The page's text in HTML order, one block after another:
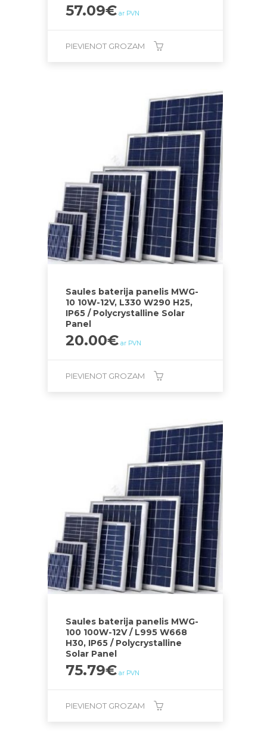
57.09€ ar PVN
PIEVIENOT GROZAM
Saules baterija panelis MWG-
10 10W-12V, L330 W290 H25,
IP65 / Polycrystalline Solar
Panel
20.00€ ar PVN
PIEVIENOT GROZAM
Saules baterija panelis MWG-
100 100W-12V / L995 W668
H30, IP65 / Polycrystalline
Solar Panel
75.79€ ar PVN
PIEVIENOT GROZAM